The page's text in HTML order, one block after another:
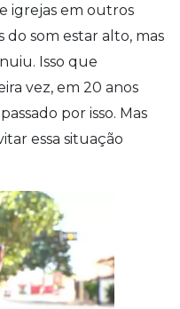
igrejas em outros
do som estar alto, mas
Isso que
vez, em 20 anos
por isso. Mas
essa situação